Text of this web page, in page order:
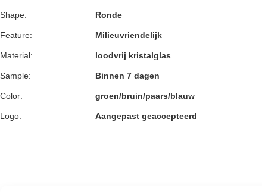
Shape: Ronde
Feature: Milieuvriendelijk
Material: loodvrij kristalglas
Sample: Binnen 7 dagen
Color: groen/bruin/paars/blauw
Logo: Aangepast geaccepteerd